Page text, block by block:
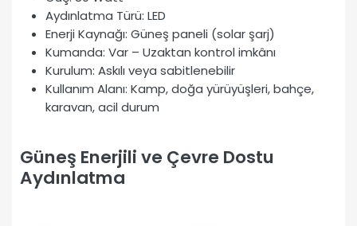
Aydınlatma Türü: LED
Enerji Kaynağı: Güneş paneli (solar şarj)
Kumanda: Var – Uzaktan kontrol imkânı
Kurulum: Askılı veya sabitlenebilir
Kullanım Alanı: Kamp, doğa yürüyüşleri, bahçe,
karavan, acil durum
Güneş Enerjili ve Çevre Dostu
Aydınlatma